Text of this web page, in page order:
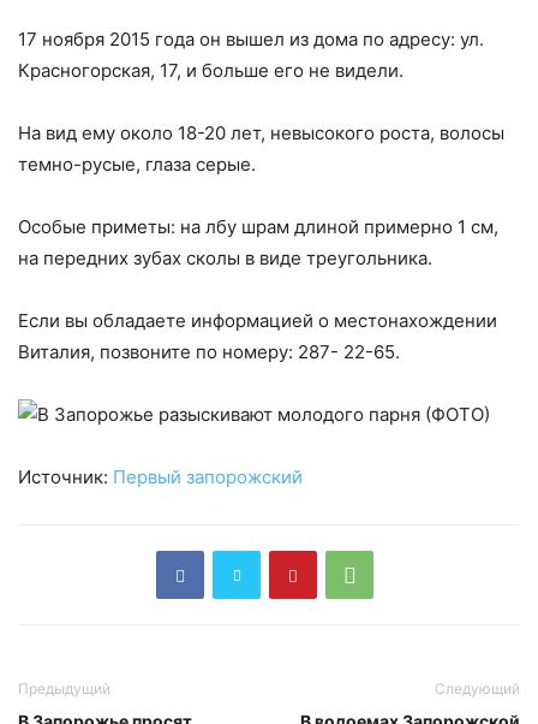
17 ноября 2015 года он вышел из дома по адресу: ул.
Красногорская, 17, и больше его не видели.
На вид ему около 18-20 лет, невысокого роста, волосы
темно-русые, глаза серые.
Особые приметы: на лбу шрам длиной примерно 1 см,
на передних зубах сколы в виде треугольника.
Если вы обладаете информацией о местонахождении
Виталия, позвоните по номеру: 287- 22-65.
Источник: Первый запорожский
Предыдущий Следующий